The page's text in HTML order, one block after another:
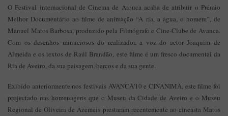
O Festival internacional de Cinema de Arouca acaba de atribuir o Prémio
Melhor Documentário ao filme de animação “A ria, a água, o homem”, de
Manuel Matos Barbosa, produzido pela Filmógrafo e Cine-Clube de Avanca.
Com os desenhos minuciosos do realizador, a voz do actor Joaquim de
Almeida e os textos de Raúl Brandão, este filme é um fresco documental da
Ria de Aveiro, da sua paisagem, barcos e da sua gente.
Exibido anteriormente nos festivais AVANCA'10 e CINANIMA, este filme foi
projectado nas homenagens que o Museu da Cidade de Aveiro e o Museu
Regional de Oliveira de Azeméis prestaram recentemente ao cineasta Matos